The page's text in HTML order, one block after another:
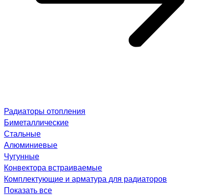
Радиаторы отопления
Биметаллические
Стальные
Алюминиевые
Чугунные
Конвектора встраиваемые
Комплектующие и арматура для радиаторов
Показать все